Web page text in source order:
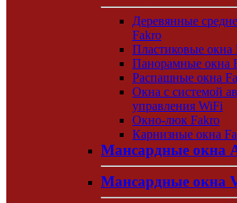
Деревянные
Fakro
Пластиковые окна
Панорамные окна
Распашные окна
Окна с системой
управления WiFi
Окно-люк Fakro
Карнизные окна
Мансардные окна
Мансардные окна